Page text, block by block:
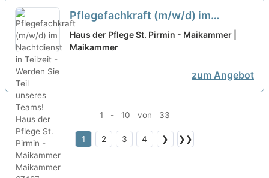
Pflegefachkraft (m/w/d) im
Nachtdienst in Teilzeit - Werden
Sie Teil unseres Teams!
Haus der Pflege St. Pirmin - Maikammer |
Maikammer
zum Angebot
1 - 10 von 33
1 2 3 4 ❯ ❯❯